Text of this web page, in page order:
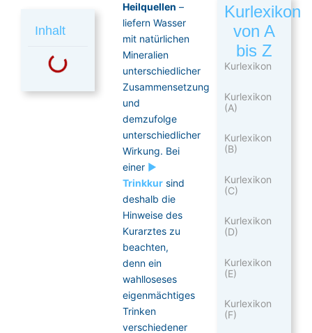
Inhalt
Heilquellen –
liefern Wasser
mit natürlichen
Mineralien
unterschiedlicher
Zusammensetzung
und
demzufolge
unterschiedlicher
Wirkung. Bei
einer ►
Trinkkursind
deshalb die
Hinweise des
Kurarztes zu
beachten,
denn ein
wahlloseses
eigenmächtiges
Trinken
verschiedener
Kurlexikon
von A
bis Z
Kurlexikon
Kurlexikon
(A)
Kurlexikon
(B)
Kurlexikon
(C)
Kurlexikon
(D)
Kurlexikon
(E)
Kurlexikon
(F)